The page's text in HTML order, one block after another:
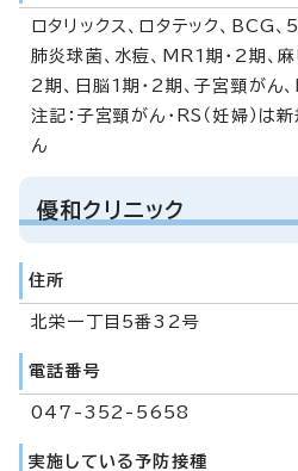
ロタリックス、ロタテック、BCG
肺炎球菌、水痘、MR1期・2期、麻
2期、日脳1期・2期、子宮頸がん、
注記：子宮頸がん・RS（妊婦）は
ん
優和クリニック
住所
北栄一丁目5番32号
電話番号
047-352-5658
実施している予防接種